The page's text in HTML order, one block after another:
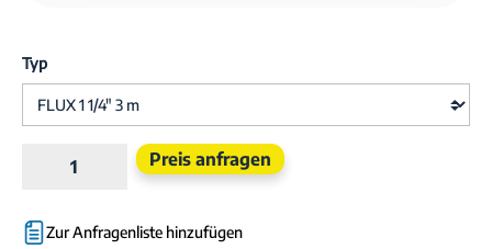
Typ
Produkt Anzahl: Gib den gewünschten
Preis anfragen
Zur Anfragenliste hinzufügen